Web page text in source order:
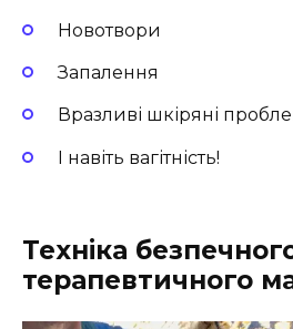
Новотвори
Запалення
Вразливі шкіряні
І навіть вагітність!
Техніка
терапевтичного